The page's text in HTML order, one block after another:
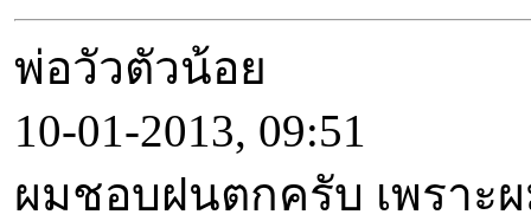
พ่อวัวตัวน้อย
10-01-2013, 09:51
ผมชอบฝนตกครับ เพราะ